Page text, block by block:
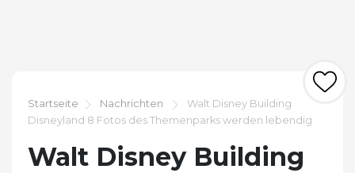
Startseite Nachrichten
Walt Disney Building
Disneyland 8 Fotos des Themenparks werden lebendig
Walt Disney Building